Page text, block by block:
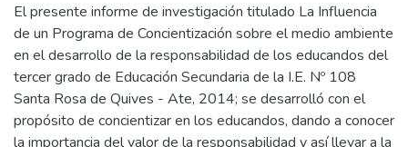
El presente informe de investigación titulado La Influencia
de un Programa de Concientización sobre el medio ambiente
en el desarrollo de la responsabilidad de los educandos del
tercer grado de Educación Secundaria de la I.E. Nº 108
Santa Rosa de Quives - Ate, 2014; se desarrolló con el
propósito de concientizar en los educandos, dando a conocer
la importancia del valor de la responsabilidad y así llevar a la